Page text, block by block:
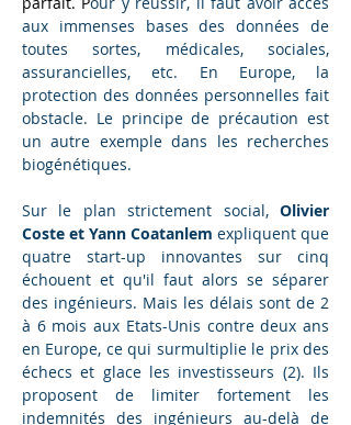
aux immenses bases des données de
toutes sortes, médicales, sociales,
assurancielles, etc. En Europe, la
protection des données personnelles fait
obstacle. Le principe de précaution est
un autre exemple dans les recherches
biogénétiques.
Sur le plan strictement social, Olivier
Coste et Yann Coatanlem expliquent que
quatre start-up innovantes sur cinq
échouent et qu'il faut alors se séparer
des ingénieurs. Mais les délais sont de 2
à 6 mois aux Etats-Unis contre deux ans
en Europe, ce qui surmultiplie le prix des
échecs et glace les investisseurs (2). Ils
proposent de limiter fortement les
indemnités des ingénieurs au-delà de